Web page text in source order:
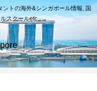
トの海外&シンガポール情報, 国
スクールetc..